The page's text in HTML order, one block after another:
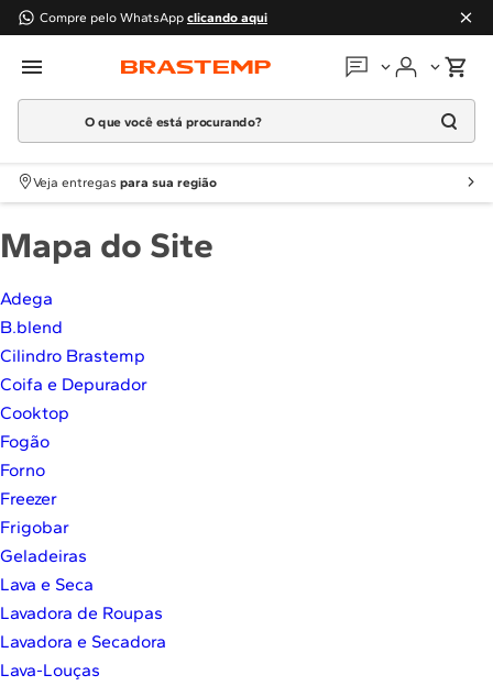
Compre pelo WhatsApp clicando aqui
Em que podemos
O que você está procurando?
Termos mais buscados
1º Geladeira
2 Máquina Lavar
4º
º
7º
8
9
10º
Veja entregas para sua região
Mapa do Site
Adega
B.blend
Cilindro Brastemp
Coifa e Depurador
Cooktop
Fogão
Forno
Freezer
Frigobar
Geladeiras
Lava e Seca
Lavadora de Roupas
Lavadora e Secadora
Lava-Louças